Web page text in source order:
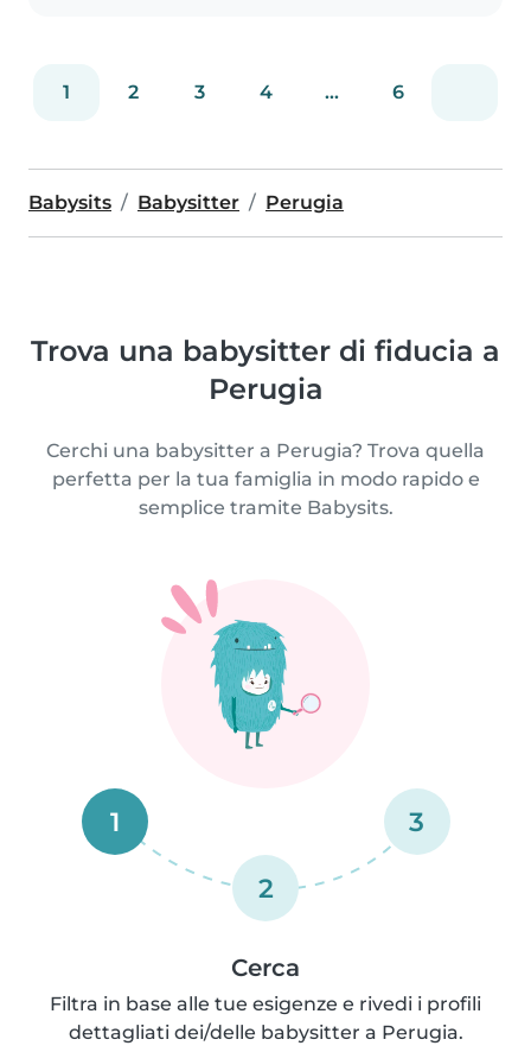
1 2 3 4 ... 6
Babysits Babysitter Perugia
Trova una babysitter di fiducia a
Perugia
Cerchi una babysitter a Perugia? Trova quella
perfetta per la tua famiglia in modo rapido e
semplice tramite Babysits.
1
2
3
Cerca
Filtra in base alle tue esigenze e rivedi i profili
dettagliati dei/delle babysitter a Perugia.